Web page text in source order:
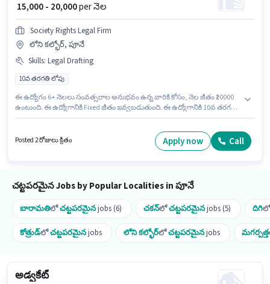
₹ 15,000 - 20,000per నెల
Society Rights Legal Firm
లోని కల్భోర్, పూనే
Skills: Legal Drafting
10వ తరగతి లోపు
ఈ ఉద్యోగం 6+ నెలలు సంవత్సరాల అనుభవం ఉన్న వారికి కోసం, నెల జీతం ₹20000
ఉంటుంది. ఈ ఉద్యోగానికి Fixed జీతం ఇవ్వబడుతుంది. ఈ ఉద్యోగానికి 10వ తరగతి
అడ్వైజర్ గా చేరండి. ఈ ఖాళీ లోని కల్భోర్, పూనే లో ఉంది.
Posted 2 రోజులు క్రితం Apply now Call
చట్టపరమైన Jobs by Popular Localities in పూనే
బారామతిలోచట్టపరమైనjobs (6) చకన్లోచట్టపరమైనjobs (5) దిగి
కోత్రుడ్లోచట్టపరమైనjobs లోని కల్భోర్లోచట్టపరమైనjobs మగర్పత్త
అడ్వకేట్